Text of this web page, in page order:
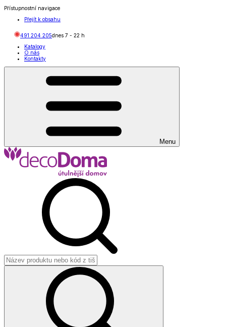
Přístupnostní navigace
Přejít k obsahu
491 204 205dnes 7 - 22 h
Katalogy
O nás
Kontakty
Menu